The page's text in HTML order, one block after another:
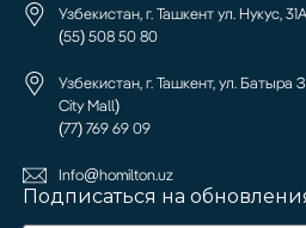
Узбекистан, г. Ташкент ул. Нукус,
(55) 508 50 80
Узбекистан, г. Ташкент, ул. Батыра
City Mall)
(77) 769 69 09
Info@homilton.uz
Подписаться на